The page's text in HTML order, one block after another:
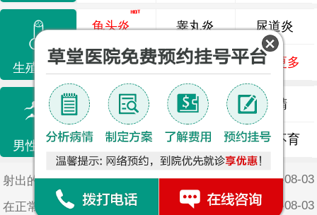
生殖感染
龟头炎 睾丸炎 尿道炎
尿相关 泌尿感染 了解更多
男性不育
死精 少精 弱精
精液异常 精子畸形 男性不育
射出的‘小蝌蚪’颜色为有色可能是因为以下原因： 2026-08-03
在正常情况下，男性射出的精液会在几分钟内凝固成一种蛋白质胶状物质，这种现象被称为射精后凝固。但是有些男性可能会出现射出的‘小蝌蚪’不凝固的情况，这种现象被称为射后不凝。 2026-08-03